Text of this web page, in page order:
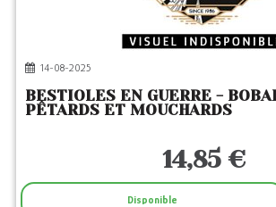
14-08-2025
BESTIOLES EN GUERRE -
PÊTARDS ET MOUCHARDS
14,85 €
Disponible